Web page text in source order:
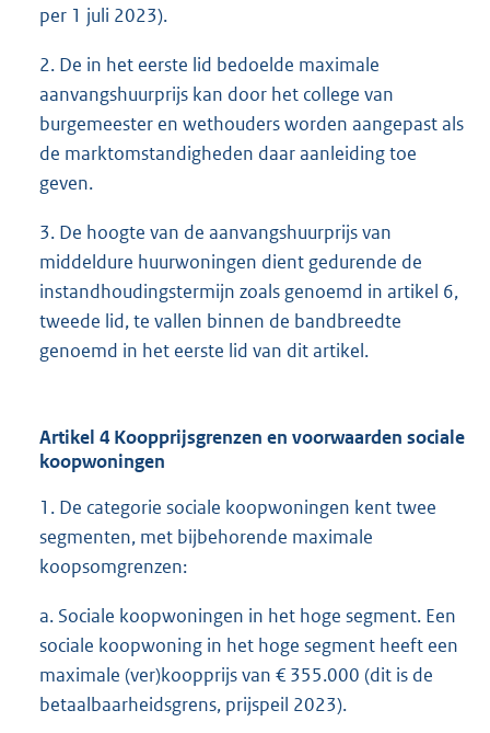
per 1 juli 2023).
2. De in het eerste lid bedoelde maximale
aanvangshuurprijs kan door het college van
burgemeester en wethouders worden aangepast als
de marktomstandigheden daar aanleiding toe
geven.
3. De hoogte van de aanvangshuurprijs van
middeldure huurwoningen dient gedurende de
instandhoudingstermijn zoals genoemd in artikel 6,
tweede lid, te vallen binnen de bandbreedte
genoemd in het eerste lid van dit artikel.
Artikel 4 Koopprijsgrenzen en voorwaarden sociale
koopwoningen
1. De categorie sociale koopwoningen kent twee
segmenten, met bijbehorende maximale
koopsomgrenzen:
a. Sociale koopwoningen in het hoge segment. Een
sociale koopwoning in het hoge segment heeft een
maximale (ver)koopprijs van € 355.000 (dit is de
betaalbaarheidsgrens, prijspeil 2023).